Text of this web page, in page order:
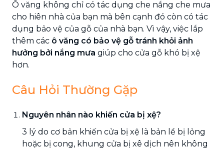
Ô văng không chỉ có tác dụng che nắng che mưa
cho hiên nhà của bạn mà bên cạnh đó còn có tác
dụng bảo vệ của gỗ của nhà bạn. Vì vậy, việc lắp
thêm các ô văng có bảo vệ gỗ tránh khỏi ảnh
hưởng bởi nắng mưa giúp cho cửa gỗ khó bị xệ
hơn.
Câu Hỏi Thường Gặp
Nguyên nhân nào khiến cửa bị xệ?
3 lý do cơ bản khiến cửa bị xệ là bản lề bị lỏng
hoặc bị cong, khung cửa bị xê dịch nên không